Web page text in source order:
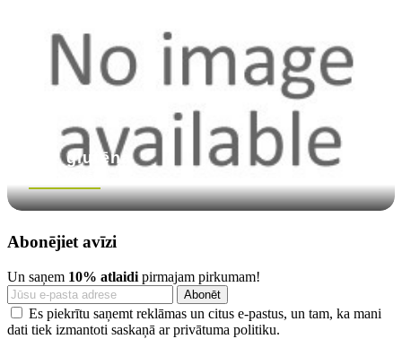
Bez glutēna
Abonējiet avīzi
Un saņem 10% atlaidi pirmajam pirkumam!
Es piekrītu saņemt reklāmas un citus e-pastus, un tam, ka mani
dati tiek izmantoti saskaņā ar privātuma politiku.